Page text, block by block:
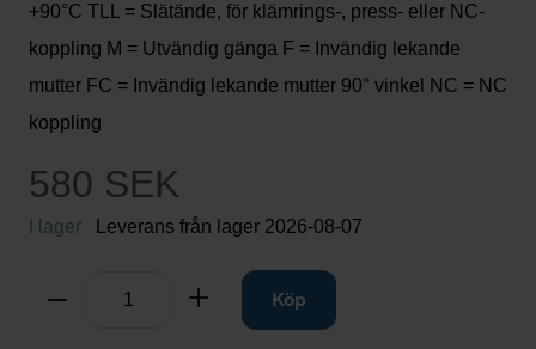
+90°C TLL = Slätände, för klämrings-, press- eller NC-
koppling M = Utvändig gänga F = Invändig lekande
mutter FC = Invändig lekande mutter 90° vinkel NC = NC
koppling
580 SEK
I lager Leverans från lager 2026-08-07
Ta bort Lägg tillKöp